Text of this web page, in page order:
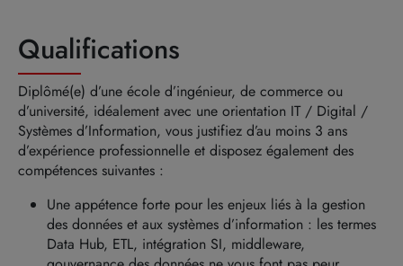
Qualifications
Diplômé(e) d’une école d’ingénieur, de commerce ou
d’université, idéalement avec une orientation IT / Digital /
Systèmes d’Information, vous justifiez d’au moins 3 ans
d’expérience professionnelle et disposez également des
compétences suivantes :
Une appétence forte pour les enjeux liés à la gestion
des données et aux systèmes d’information : les termes
Data Hub, ETL, intégration SI, middleware,